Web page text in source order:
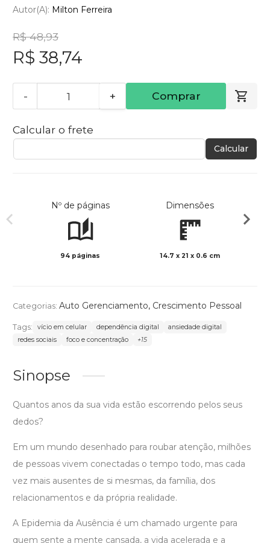
Autor(a): Milton Ferreira
R$ 48,93
R$ 38,74
- + Comprar
Calcular o frete
Calcular
Nº de páginas
94 páginas
Dimensões
14.7 x 21 x 0.6 cm
Categorias: Auto Gerenciamento, Crescimento Pessoal
Tags: vício em celular dependência digital
ansiedade digital
redes sociais
foco e concentração +15
Sinopse
Quantos anos da sua vida estão escorrendo pelos seus
dedos?
Em um mundo desenhado para roubar atenção, milhões
de pessoas vivem conectadas o tempo todo, mas cada
vez mais ausentes de si mesmas, da família, dos
relacionamentos e da própria realidade.
A Epidemia da Ausência é um chamado urgente para
quem sente a mente cansada, a vida acelerada e a